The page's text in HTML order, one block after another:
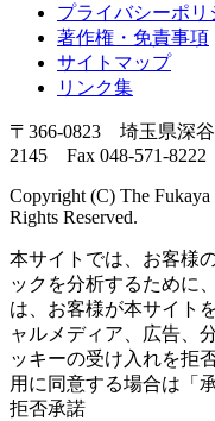
プライバシーポリ
著作権・免責事項
サイトマップ
リンク集
〒366-0823 埼玉県深
2145 Fax 048-571-8222
Copyright (C) The
Rights Reserved.
本サイトでは、お客様
ックを分析するために
は、お客様が本サイト
ャルメディア、広告、
ッキーの受け入れを拒
用に同意する場合は「
拒否承諾